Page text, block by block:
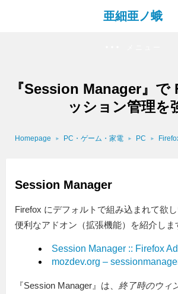
亜細亜ノ蛾
『Session Manager』
ッション管理を
Homepage PC・ゲーム・家電 PC
Session Manager
Firefox にデフォルトで組み込まれて欲
便利なアドオン（拡張機能）を紹介しま
Session Manager :: Firefox
mozdev.org –
『Session Manager』は、 終了時のウィ